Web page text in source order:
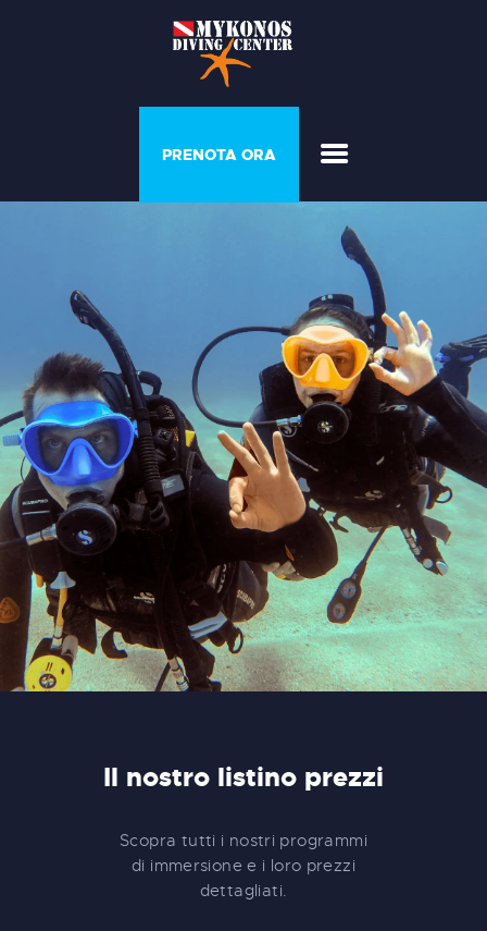
PRENOTA ORA
PROGRAMMI E COURSE
CHI SIAMO
CONTATTI
Il nostro listino prezzi
Scopra tutti i nostri programmi
di immersione e i loro prezzi
dettagliati.